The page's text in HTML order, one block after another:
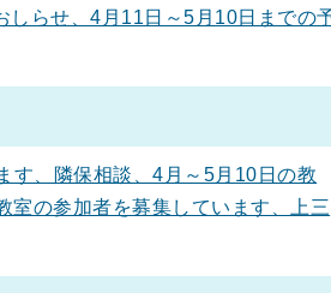
しらせ、4月11日～5月10日までの
す、隣保相談、4月～5月10日の教
室の参加者を募集しています、上三